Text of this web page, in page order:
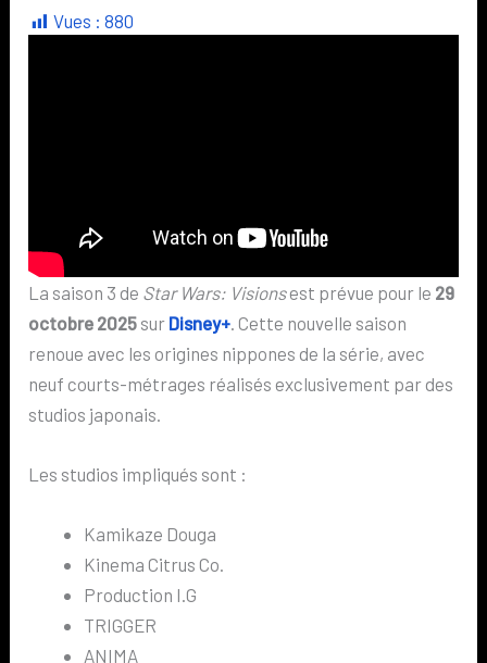
Vues : 880
La saison 3 de Star Wars: Visionsest prévue pour le 29
octobre 2025 sur Disney+ . Cette nouvelle saison
renoue avec les origines nippones de la série, avec
neuf courts-métrages réalisés exclusivement par des
studios japonais.
Les studios impliqués sont :
Kamikaze Douga
Kinema Citrus Co.
Production I.G
TRIGGER
ANIMA